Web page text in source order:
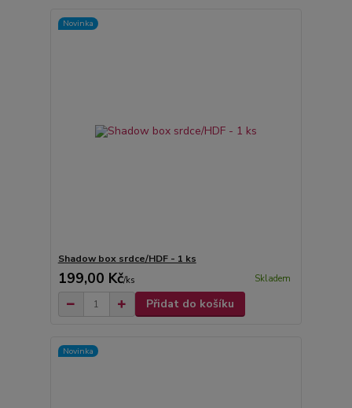
Novinka
Shadow box srdce/HDF - 1 ks
199,00 Kč/ks Skladem
Přidat do košíku
Novinka